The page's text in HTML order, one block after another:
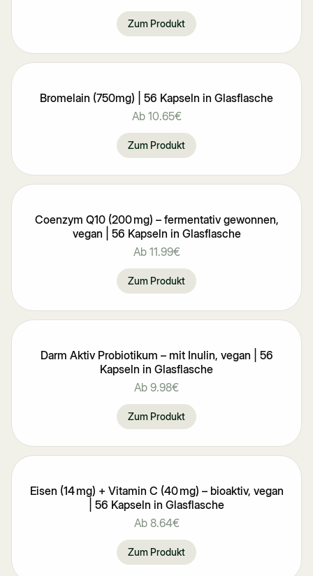
Zum Produkt
Bromelain (750mg) | 56 Kapseln in Glasflasche
Ab 10.65€
Zum Produkt
Coenzym Q10 (200 mg) – fermentativ gewonnen,
vegan | 56 Kapseln in Glasflasche
Ab 11.99€
Zum Produkt
Darm Aktiv Probiotikum – mit Inulin, vegan | 56
Kapseln in Glasflasche
Ab 9.98€
Zum Produkt
Eisen (14 mg) + Vitamin C (40 mg) – bioaktiv, vegan
| 56 Kapseln in Glasflasche
Ab 8.64€
Zum Produkt